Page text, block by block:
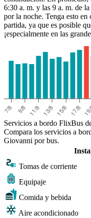
6:30 a. m. y las 9 a. m. de
por la noche. Tenga esto
partida, ya que es posible
¡especialmente en las
Servicios a bordo FlixBus
Compara los servicios a
Giovanni por bus.
Tomas de corriente
Equipaje
Comida y bebida
Aire acondicionado